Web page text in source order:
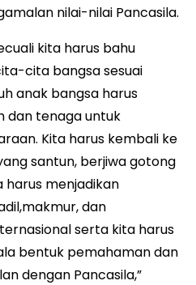
nilai-nilai Pancasila.
kita harus bahu
cita bangsa sesuai
anak bangsa harus
dan tenaga untuk
Kita harus kembali ke
santun, berjiwa gotong
harus menjadikan
dan
serta kita harus
bentuk pemahaman dan
dengan Pancasila,”